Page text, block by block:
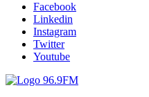
Facebook
Linkedin
Instagram
Twitter
Youtube